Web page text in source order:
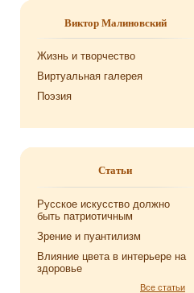
Виктор Малиновский
Жизнь и творчество
Виртуальная галерея
Поэзия
Статьи
Русское искусство должно
быть патриотичным
Зрение и пуантилизм
Влияние цвета в интерьере на
здоровье
Все статьи